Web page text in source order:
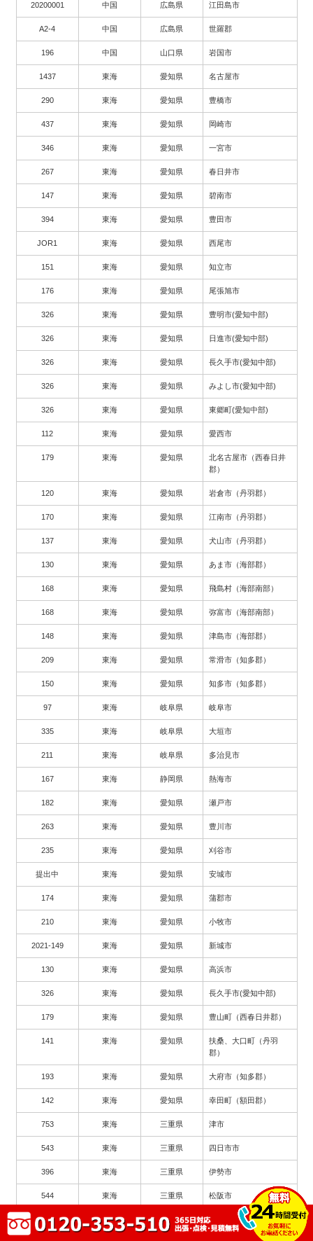
20200001 中国 広島県 江田島市
A2-4 中国 広島県 世羅郡
196 中国 山口県 岩国市
1437 東海 愛知県 名古屋市
290 東海 愛知県 豊橋市
437 東海 愛知県 岡崎市
346 東海 愛知県 一宮市
267 東海 愛知県 春日井市
147 東海 愛知県 碧南市
394 東海 愛知県 豊田市
JOR1 東海 愛知県 西尾市
151 東海 愛知県 知立市
176 東海 愛知県 尾張旭市
326 東海 愛知県 豊明市(愛知中部)
326 東海 愛知県 日進市(愛知中部)
326 東海 愛知県 長久手市(愛知中部)
326 東海 愛知県 みよし市(愛知中部)
326 東海 愛知県 東郷町(愛知中部)
112 東海 愛知県 愛西市
179 東海 愛知県
北名古屋市（西春日井
郡）
120 東海 愛知県 岩倉市（丹羽郡）
170 東海 愛知県 江南市（丹羽郡）
137 東海 愛知県 犬山市（丹羽郡）
130 東海 愛知県 あま市（海部郡）
168 東海 愛知県 飛島村（海部南部）
168 東海 愛知県 弥富市（海部南部）
148 東海 愛知県 津島市（海部郡）
209 東海 愛知県 常滑市（知多郡）
150 東海 愛知県 知多市（知多郡）
97 東海 岐阜県 岐阜市
335 東海 岐阜県 大垣市
211 東海 岐阜県 多治見市
167 東海 静岡県 熱海市
182 東海 愛知県 瀬戸市
263 東海 愛知県 豊川市
235 東海 愛知県 刈谷市
提出中 東海 愛知県 安城市
174 東海 愛知県 蒲郡市
210 東海 愛知県 小牧市
2021-149 東海 愛知県 新城市
130 東海 愛知県 高浜市
326 東海 愛知県 長久手市(愛知中部)
179 東海 愛知県 豊山町（西春日井郡）
141 東海 愛知県
扶桑、大口町（丹羽
郡）
193 東海 愛知県 大府市（知多郡）
142 東海 愛知県 幸田町（額田郡）
753 東海 三重県 津市
543 東海 三重県 四日市市
396 東海 三重県 伊勢市
544 東海 三重県 松阪市
571 東海 三重県 鈴鹿市